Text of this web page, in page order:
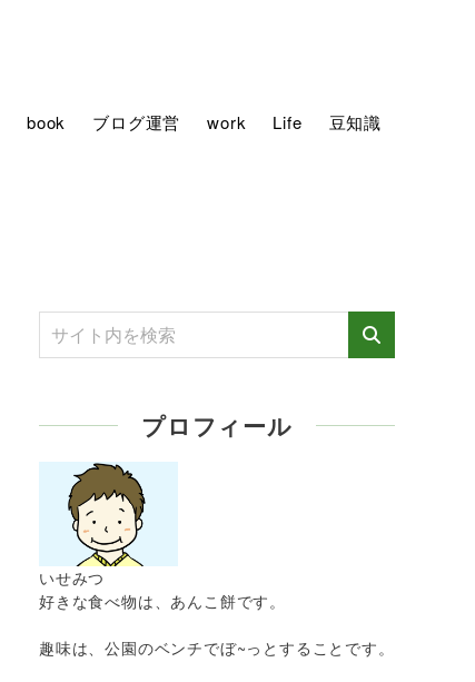
book ブログ運営 work Life 豆知識
プロフィール
いせみつ
好きな食べ物は、あんこ餅です。
趣味は、公園のベンチでぼ~っとすることです。